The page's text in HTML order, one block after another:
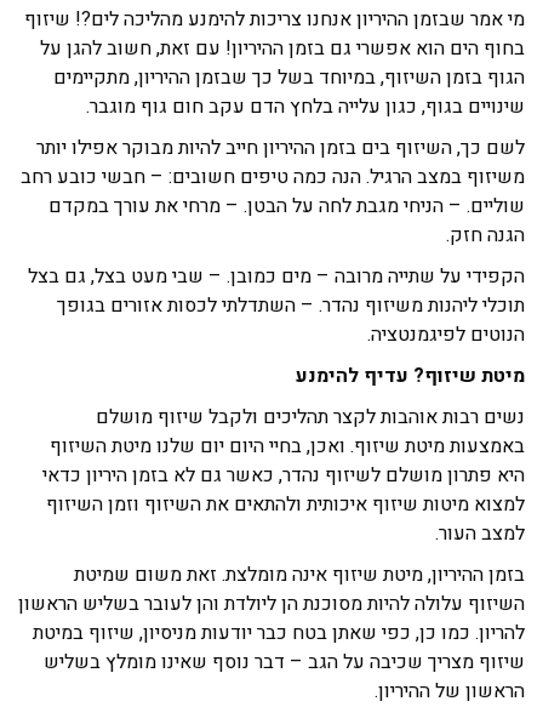
מי אמר שבזמן ההיריון אנחנו צריכות להימנע מהליכה לים?! שיזוף
בחוף הים הוא אפשרי גם בזמן ההיריון! עם זאת, חשוב להגן על
הגוף בזמן השיזוף, במיוחד בשל כך שבזמן ההיריון, מתקיימים
שינויים בגוף, כגון עלייה בלחץ הדם עקב חום גוף מוגבר.
לשם כך, השיזוף בים בזמן ההיריון חייב להיות מבוקר אפילו יותר
משיזוף במצב הרגיל. הנה כמה טיפים חשובים: – חבשי כובע רחב
שוליים. – הניחי מגבת לחה על הבטן. – מרחי את עורך במקדם
הגנה חזק.
הקפידי על שתייה מרובה – מים כמובן. – שבי מעט בצל, גם בצל
תוכלי ליהנות משיזוף נהדר. – השתדלתי לכסות אזורים בגופך
הנוטים לפיגמנטציה.
מיטת שיזוף? עדיף להימנע
נשים רבות אוהבות לקצר תהליכים ולקבל שיזוף מושלם
באמצעות מיטת שיזוף. ואכן, בחיי היום יום שלנו מיטת השיזוף
היא פתרון מושלם לשיזוף נהדר, כאשר גם לא בזמן היריון כדאי
למצוא מיטות שיזוף איכותית ולהתאים את השיזוף וזמן השיזוף
למצב העור.
בזמן ההיריון, מיטת שיזוף אינה מומלצת. זאת משום שמיטת
השיזוף עלולה להיות מסוכנת הן ליולדת והן לעובר בשליש הראשון
להריון. כמו כן, כפי שאתן בטח כבר יודעות מניסיון, שיזוף במיטת
שיזוף מצריך שכיבה על הגב – דבר נוסף שאינו מומלץ בשליש
הראשון של ההיריון.